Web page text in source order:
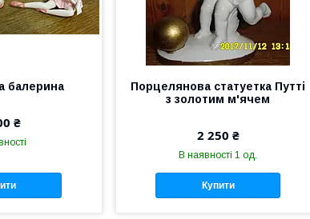
балерина
₴
Порцелянова статуетка Путті
з золотим м'ячем
2 250 ₴
В наявності 1 од.
Купити